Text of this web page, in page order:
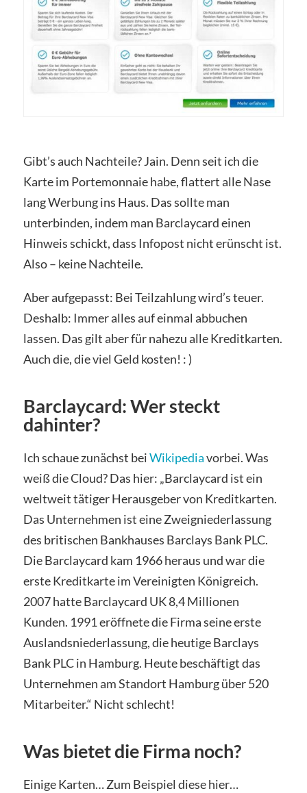
Gibt’s auch Nachteile? Jain. Denn seit ich die
Karte im Portemonnaie habe, flattert alle Nase
lang Werbung ins Haus. Das sollte man
unterbinden, indem man Barclaycard einen
Hinweis schickt, dass Infopost nicht erünscht ist.
Also – keine Nachteile.
Aber aufgepasst: Bei Teilzahlung wird’s teuer.
Deshalb: Immer alles auf einmal abbuchen
lassen. Das gilt aber für nahezu alle Kreditkarten.
Auch die, die viel Geld kosten! : )
Barclaycard: Wer steckt
dahinter?
Ich schaue zunächst beiWikipediavorbei. Was
weiß die Cloud? Das hier: „Barclaycard ist ein
weltweit tätiger Herausgeber von Kreditkarten.
Das Unternehmen ist eine Zweigniederlassung
des britischen Bankhauses Barclays Bank PLC.
Die Barclaycard kam 1966 heraus und war die
erste Kreditkarte im Vereinigten Königreich.
2007 hatte Barclaycard UK 8,4 Millionen
Kunden. 1991 eröffnete die Firma seine erste
Auslandsniederlassung, die heutige Barclays
Bank PLC in Hamburg. Heute beschäftigt das
Unternehmen am Standort Hamburg über 520
Mitarbeiter.“ Nicht schlecht!
Was bietet die Firma noch?
Einige Karten… Zum Beispiel diese hier…